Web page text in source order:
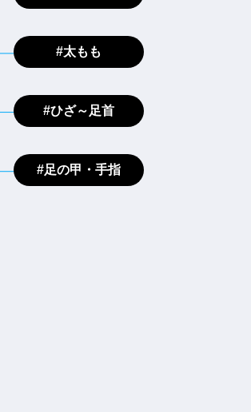
#太もも
#ひざ～足首
#足の甲・手指